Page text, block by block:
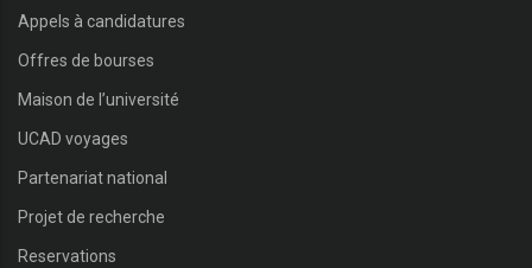
Appels à candidatures
Offres de bourses
Maison de l’université
UCAD voyages
Partenariat national
Projet de recherche
Reservations